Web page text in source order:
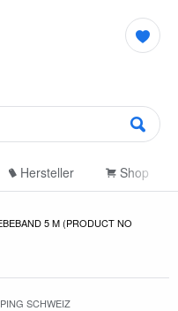
Hersteller Shop
5 M (PRODUCT NO
SCHWEIZ